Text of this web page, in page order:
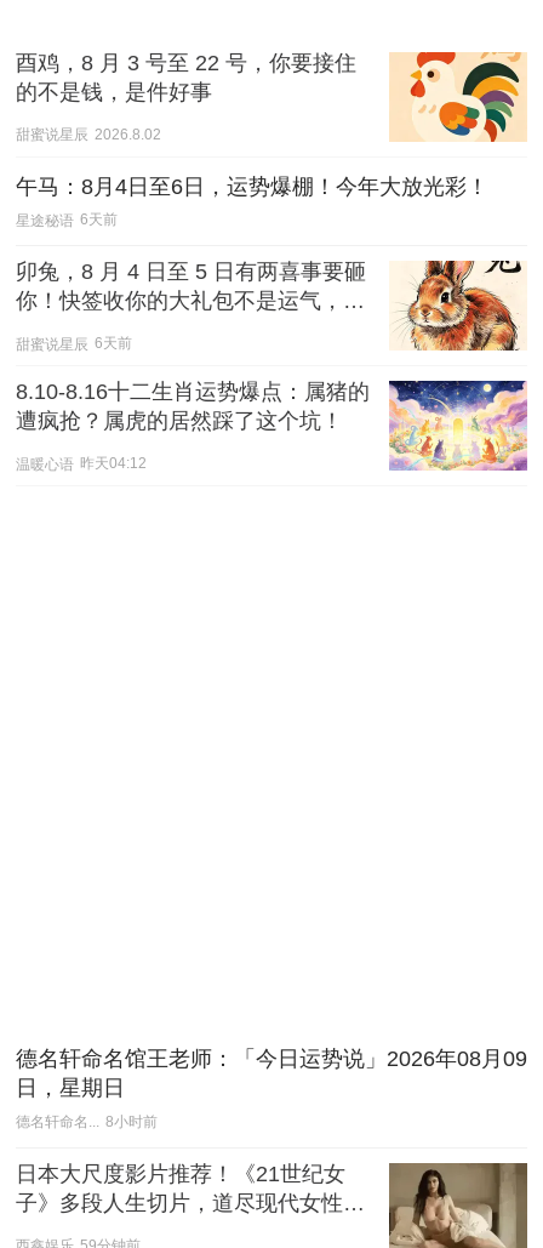
酉鸡，8 月 3 号至 22 号，你要接住
的不是钱，是件好事
甜蜜说星辰 2026.8.02
午马：8月4日至6日，运势爆棚！今年大放光彩！
星途秘语 6天前
卯兔，8 月 4 日至 5 日有两喜事要砸
你！快签收你的大礼包不是运气，是
甜蜜说星辰 6天前
8.10-8.16十二生肖运势爆点：属猪的
遭疯抢？属虎的居然踩了这个坑！
温暖心语 昨天04:12
德名轩命名馆王老师：「今日运势说」2026年08月09
日，星期日
德名轩命名... 8小时前
日本大尺度影片推荐！《21世纪女
子》多段人生切片，道尽现代女性的
爱与慌